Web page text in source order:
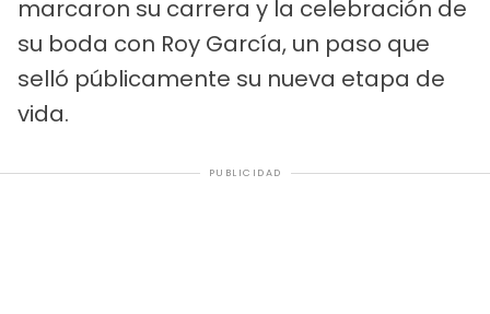
marcaron su carrera y la celebración de
su boda con Roy García, un paso que
selló públicamente su nueva etapa de
vida.
PUBLICIDAD